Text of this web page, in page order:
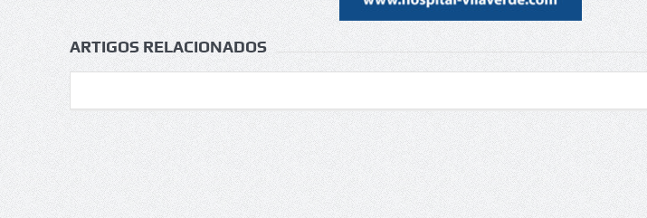
ARTIGOS RELACIONADOS